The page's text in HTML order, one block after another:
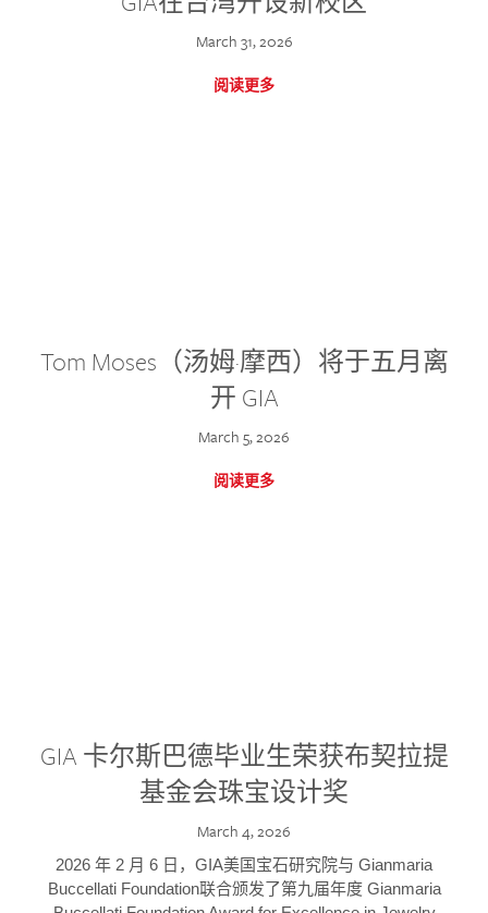
March 31, 2026
阅读更多
Tom Moses（汤姆·摩西）将于五月离
开 GIA
March 5, 2026
阅读更多
GIA 卡尔斯巴德毕业生荣获布契拉提
基金会珠宝设计奖
March 4, 2026
2026 年 2 月 6 日，GIA美国宝石研究院与 Gianmaria
Buccellati Foundation联合颁发了第九届年度 Gianmaria